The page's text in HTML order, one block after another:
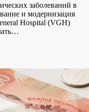
заболеваний в
и модернизация
Hospital (VGH)